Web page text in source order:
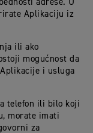
adrese. U
Aplikaciju iz
ili ako
mogućnost da
i usluga
telefon ili bilo koji
morate imati
za